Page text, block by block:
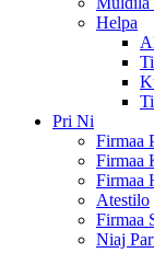
Helpa
Pri Ni
Firmaa
Firmaa
Firmaa
Atestilo
Firmaa
Niaj